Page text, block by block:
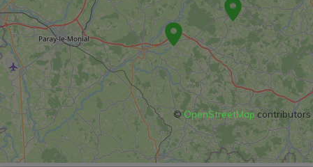
©OpenStreetMap contributors